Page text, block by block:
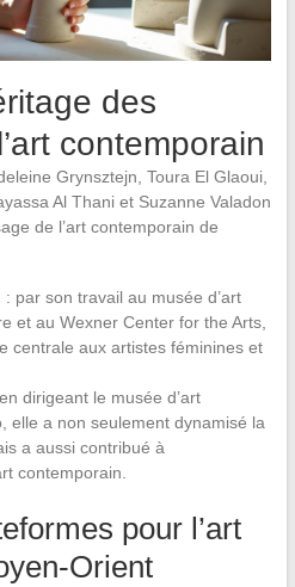
des
contemporain
Grynsztejn, Toura El Glaoui,
Al Thani et Suzanne Valadon
de l’art contemporain de
: par son travail au musée d’art
et au Wexner Center for the Arts,
centrale aux artistes féminines et
dirigeant le musée d’art
elle a non seulement dynamisé la
a aussi contribué à
contemporain.
pour l’art
Orient